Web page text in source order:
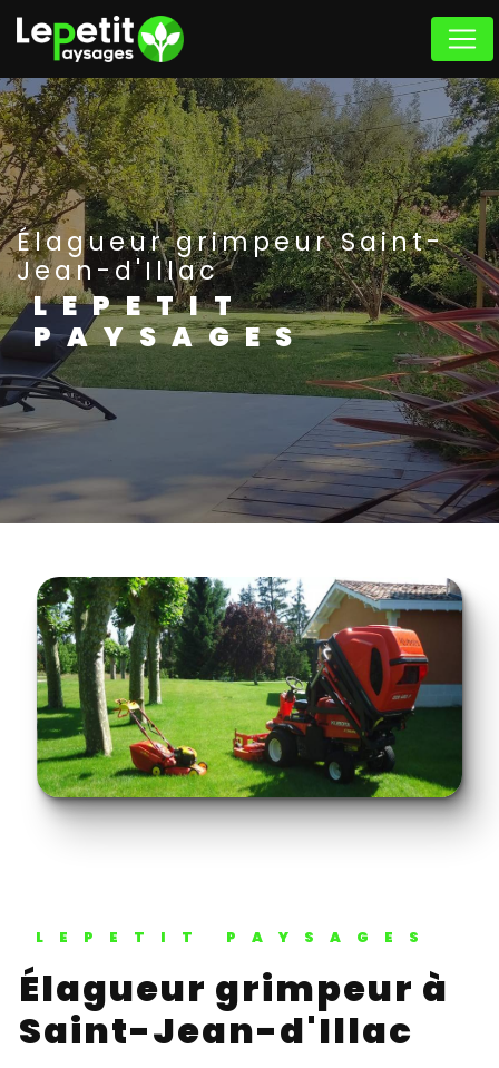
Élagueur grimpeur Saint-
Jean-d'Illac
LEPETIT
PAYSAGES
LEPETIT PAYSAGES
Élagueur grimpeur à
Saint-Jean-d'Illac
Panneau de gestion des cookies